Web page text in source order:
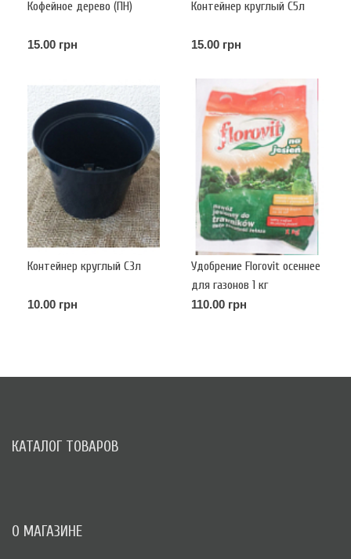
Кофейное дерево (ПН)
15.00 грн
Контейнер круглый С5л
15.00 грн
Контейнер круглый С3л
10.00 грн
Удобрение Florovit осеннее
для газонов 1 кг
110.00 грн
КАТАЛОГ ТОВАРОВ
О МАГАЗИНЕ